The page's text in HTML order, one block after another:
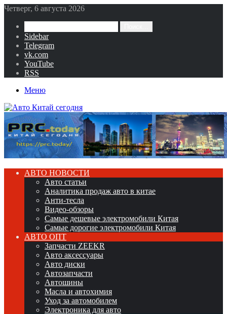
Четверг, 6 августа 2026
Sidebar
Telegram
vk.com
YouTube
RSS
Меню
АВТО НОВОСТИ
Авто статьи
Аналитика продаж авто в китае
Анти-тесла
Видео-обзоры
Самые дешевые электромобили Китая
Самые дорогие электромобили Китая
АВТО ОПТ
Запчасти ZEEKR
Авто аксессуары
Авто диски
Автозапчасти
Автошины
Масла и автохимия
Уход за автомобилем
Электроника для авто